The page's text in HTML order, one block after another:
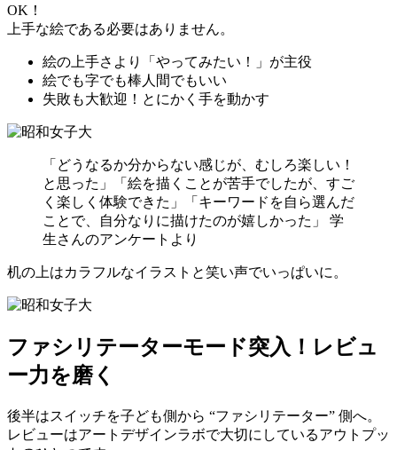
OK！
上手な絵である必要はありません。
絵の上手さより「やってみたい！」が主役
絵でも字でも棒人間でもいい
失敗も大歓迎！とにかく手を動かす
「どうなるか分からない感じが、むしろ楽しい！
と思った」「絵を描くことが苦手でしたが、すご
く楽しく体験できた」「キーワードを自ら選んだ
ことで、自分なりに描けたのが嬉しかった」 学
生さんのアンケートより
机の上はカラフルなイラストと笑い声でいっぱいに。
ファシリテーターモード突入！レビュ
ー力を磨く
後半はスイッチを子ども側から “ファシリテーター” 側へ。
レビューはアートデザインラボで大切にしているアウトプッ